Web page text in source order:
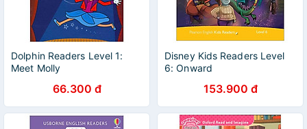
Dolphin Readers Level 1:
Meet Molly
66.300 đ
Disney Kids Readers Level
6: Onward
153.900 đ